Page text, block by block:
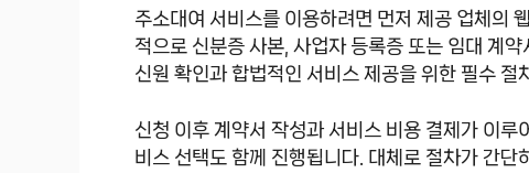
주소대여 서비스를 이용하려면 먼저 제공 업체의
적으로 신분증 사본, 사업자 등록증 또는 임대 계
신원 확인과 합법적인 서비스 제공을 위한 필수 절
신청 이후 계약서 작성과 서비스 비용 결제가 이
비스 선택도 함께 진행됩니다. 대체로 절차가 간